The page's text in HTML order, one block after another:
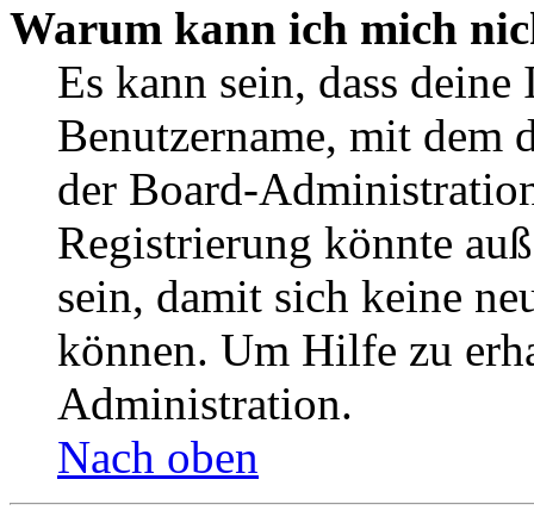
Warum kann ich mich
Es kann sein, dass
Benutzername, mit dem
der Board-
Registrierung könnte
sein, damit sich keine
können. Um Hilfe zu
Administration.
Nach oben